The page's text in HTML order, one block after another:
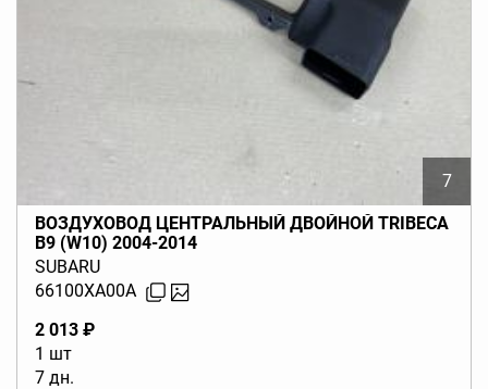
7
ВОЗДУХОВОД ЦЕНТРАЛЬНЫЙ ДВОЙНОЙ TRIBECA
B9 (W10) 2004-2014
SUBARU
66100XA00A
2 013 ₽
1 шт
7 дн.